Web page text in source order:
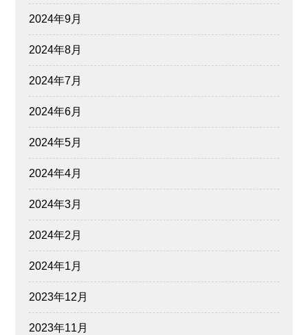
2024年9月
2024年8月
2024年7月
2024年6月
2024年5月
2024年4月
2024年3月
2024年2月
2024年1月
2023年12月
2023年11月